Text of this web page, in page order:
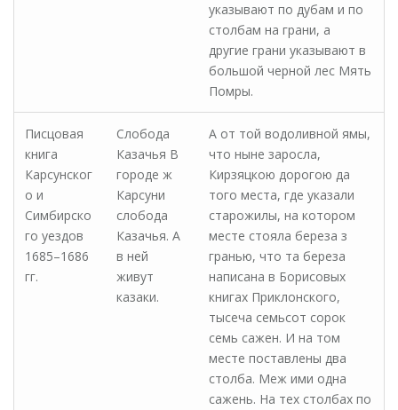
указывают по дубам и по
столбам на грани, а
другие грани указывают в
большой черной лес Мять
Помры.
Писцовая
книга
Карсунског
о и
Симбирско
го уездов
1685–1686
гг.
Слобода
Казачья В
городе ж
Карсуни
слобода
Казачья. А
в ней
живут
казаки.
А от той водоливной ямы,
что ныне заросла,
Кирзяцкою дорогою да
того места, где указали
старожилы, на котором
месте стояла береза з
гранью, что та береза
написана в Борисовых
книгах Приклонского,
тысеча семьсот сорок
семь сажен. И на том
месте поставлены два
столба. Меж ими одна
сажень. На тех столбах по